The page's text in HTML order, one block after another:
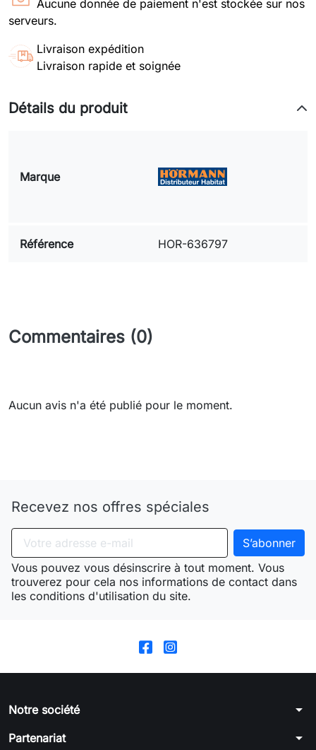
Aucune donnée de paiement n'est stockée sur nos
serveurs.
Livraison expédition
Livraison rapide et soignée
Détails du produit
Marque
Référence HOR-636797
Commentaires (0)
Aucun avis n'a été publié pour le moment.
Recevez nos offres spéciales
Vous pouvez vous désinscrire à tout moment. Vous
trouverez pour cela nos informations de contact dans
les conditions d'utilisation du site.
Notre société arrow_drop_down
Partenariat arrow_drop_down